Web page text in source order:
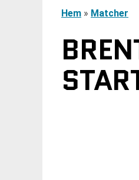
Hem » Matcher